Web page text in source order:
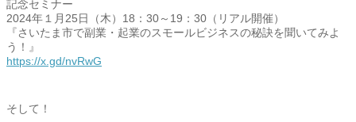
記念セミナー
2024年１月25日（木）18：30～19：30（ リアル開催）
『さいたま市で副業・ 起業のスモールビジネスの秘訣を聞いてみよ
う！』
https://x.gd/nvRwG
そして！